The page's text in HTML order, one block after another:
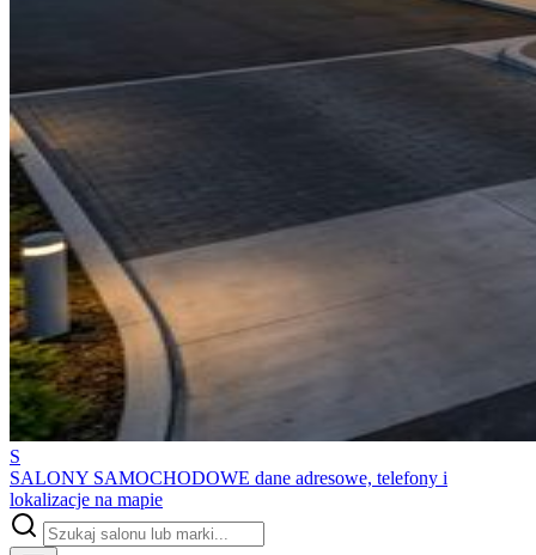
S
SALONY SAMOCHODOWE dane adresowe, telefony i
lokalizacje na mapie